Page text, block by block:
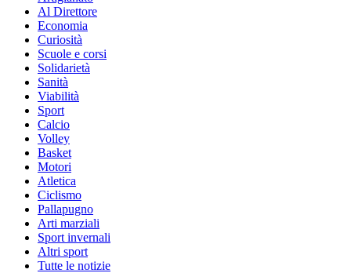
Al Direttore
Economia
Curiosità
Scuole e corsi
Solidarietà
Sanità
Viabilità
Sport
Calcio
Volley
Basket
Motori
Atletica
Ciclismo
Pallapugno
Arti marziali
Sport invernali
Altri sport
Tutte le notizie